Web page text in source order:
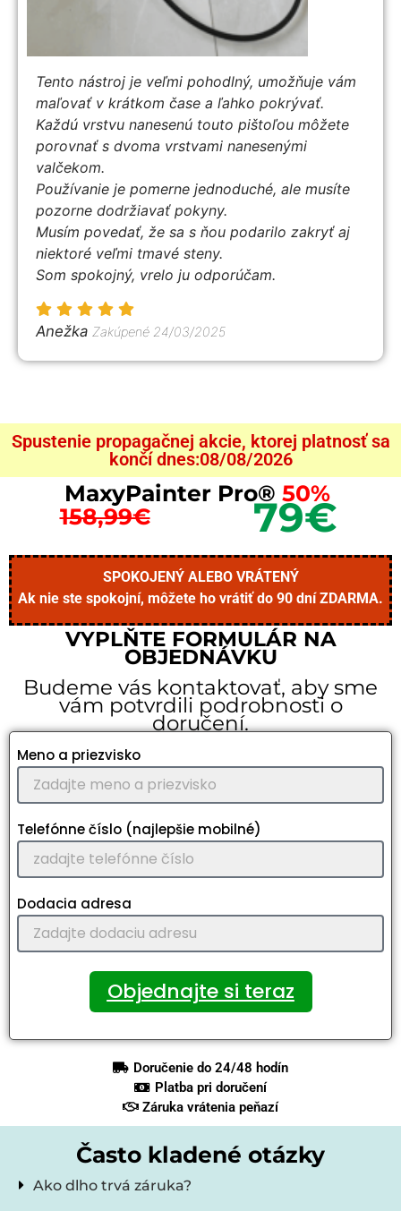
Tento nástroj je veľmi pohodlný, umožňuje vám
maľovať v krátkom čase a ľahko pokrývať.
Každú vrstvu nanesenú touto pištoľou môžete
porovnať s dvoma vrstvami nanesenými
valčekom.
Používanie je pomerne jednoduché, ale musíte
pozorne dodržiavať pokyny.
Musím povedať, že sa s ňou podarilo zakryť aj
niektoré veľmi tmavé steny.
Som spokojný, vrelo ju odporúčam.
Anežka Zakúpené 24/03/2025
Spustenie propagačnej akcie, ktorej platnosť sa
končí dnes:08/08/2026
MaxyPainter Pro® 50%
158,99€
79€
SPOKOJENÝ ALEBO VRÁTENÝ
Ak nie ste spokojní, môžete ho vrátiť do 90 dní ZDARMA.
VYPLŇTE FORMULÁR NA
OBJEDNÁVKU
Budeme vás kontaktovať, aby sme
vám potvrdili podrobnosti o
doručení.
Meno a priezvisko
Telefónne číslo (najlepšie mobilné)
Dodacia adresa
Objednajte si teraz
Doručenie do 24/48 hodín
Platba pri doručení
Záruka vrátenia peňazí
Často kladené otázky
Ako dlho trvá záruka?